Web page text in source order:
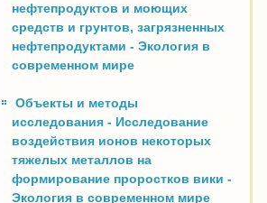
нефтепродуктов и моющих
средств и грунтов, загрязненных
нефтепродуктами - Экология в
современном мире
Объекты и методы
исследования - Исследование
воздействия ионов некоторых
тяжелых металлов на
формирование проростков вики -
Экология в современном мире